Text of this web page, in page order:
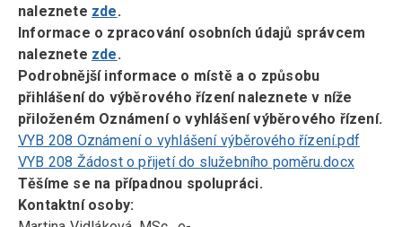
naleznete zde.
Informace o zpracování osobních údajů správcem
naleznete zde.
Podrobnější informace o místě a o způsobu
přihlášení do výběrového řízení naleznete v níže
přiloženém Oznámení o vyhlášení výběrového řízení.
VYB 208 Oznámení o vyhlášení výběrového řízení.pdf
VYB 208 Žádost o přijetí do služebního poměru.docx
Těšíme se na případnou spolupráci.
Kontaktní osoby: